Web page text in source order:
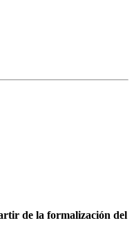
de la formalización del